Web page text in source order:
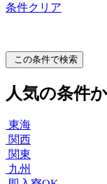
条件クリア
この条件で検索
人気の条件
東海
関西
関東
九州